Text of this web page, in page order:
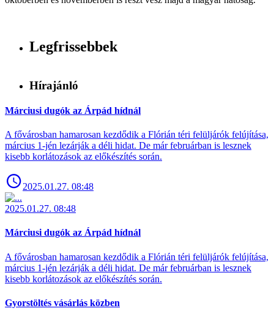
Legfrissebbek
Hírajánló
Márciusi dugók az Árpád hídnál
A fővárosban hamarosan kezdődik a Flórián téri felüljárók felújítása,
március 1-jén lezárják a déli hidat. De már februárban is lesznek
kisebb korlátozások az előkészítés során.
2025.01.27. 08:48
2025.01.27. 08:48
Márciusi dugók az Árpád hídnál
A fővárosban hamarosan kezdődik a Flórián téri felüljárók felújítása,
március 1-jén lezárják a déli hidat. De már februárban is lesznek
kisebb korlátozások az előkészítés során.
Gyorstöltés vásárlás közben